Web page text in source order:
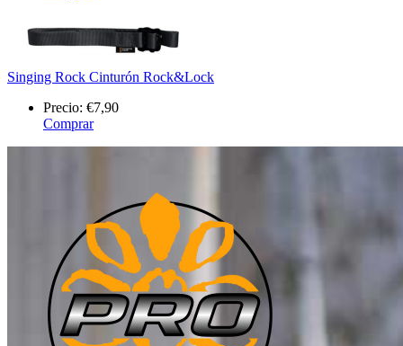
Singing Rock Cinturón Rock&Lock
Precio: €7,90
Comprar